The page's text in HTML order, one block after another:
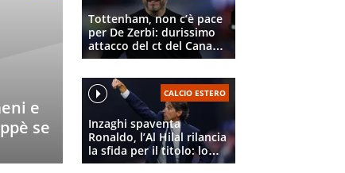
e
se
Tottenham, non c’è pace
per De Zerbi: durissimo
attacco del ct del Canada,
c’entra ancora il Marsiglia
CALCIO ESTERO
Inzaghi spaventa
Ronaldo, l’Al Hilal rilancia
la sfida per il titolo: lo
scontro diretto con l’Al